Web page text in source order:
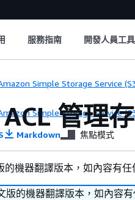
服務指南 開發人員工具
Simple Storage Service
Simple Storage Service
管理
Markdown 焦點模式
的機器翻譯版本，如內容有
版的機器翻譯版本，如內容